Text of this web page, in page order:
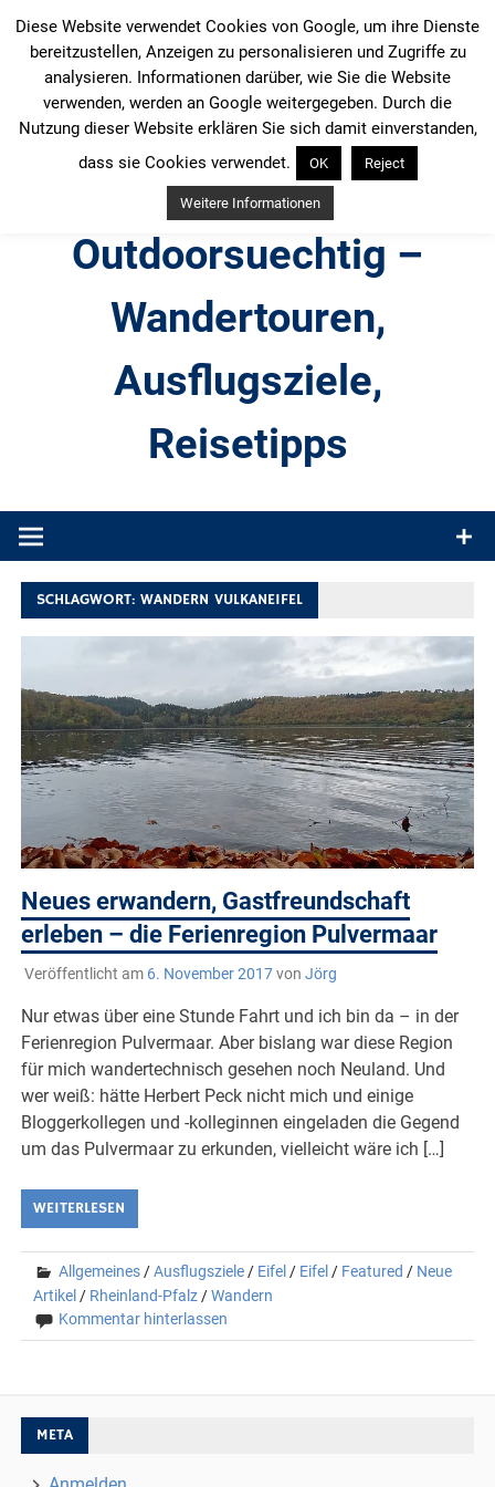
Inhalt
springen
Outdoorsuechtig –
Wandertouren,
Ausflugsziele,
Reisetipps
Produkttests und Buchrezensionen. Ein Blog für alle, die gern
SCHLAGWORT:WANDERN VULKANEIFEL
Neues erwandern, Gastfreundschaft
erleben – die Ferienregion Pulvermaar
Veröffentlicht am 6. November 2017von Jörg
Nur etwas über eine Stunde Fahrt und ich bin da – in der
Ferienregion Pulvermaar. Aber bislang war diese Region
für mich wandertechnisch gesehen noch Neuland. Und
wer weiß: hätte Herbert Peck nicht mich und einige
Bloggerkollegen und -kolleginnen eingeladen die Gegend
um das Pulvermaar zu erkunden, vielleicht wäre ich […]
WEITERLESEN
Allgemeines /Ausflugsziele / Eifel / Eifel / Featured / Neue
Artikel / Rheinland-Pfalz /Wandern
Kommentar hinterlassen
META
Diese Website verwendet Cookies von Google, um ihre Dienste
bereitzustellen, Anzeigen zu personalisieren und Zugriffe zu
analysieren. Informationen darüber, wie Sie die Website
verwenden, werden an Google weitergegeben. Durch die
Nutzung dieser Website erklären Sie sich damit einverstanden,
dass sie Cookies verwendet.
OK Reject
Weitere Informationen